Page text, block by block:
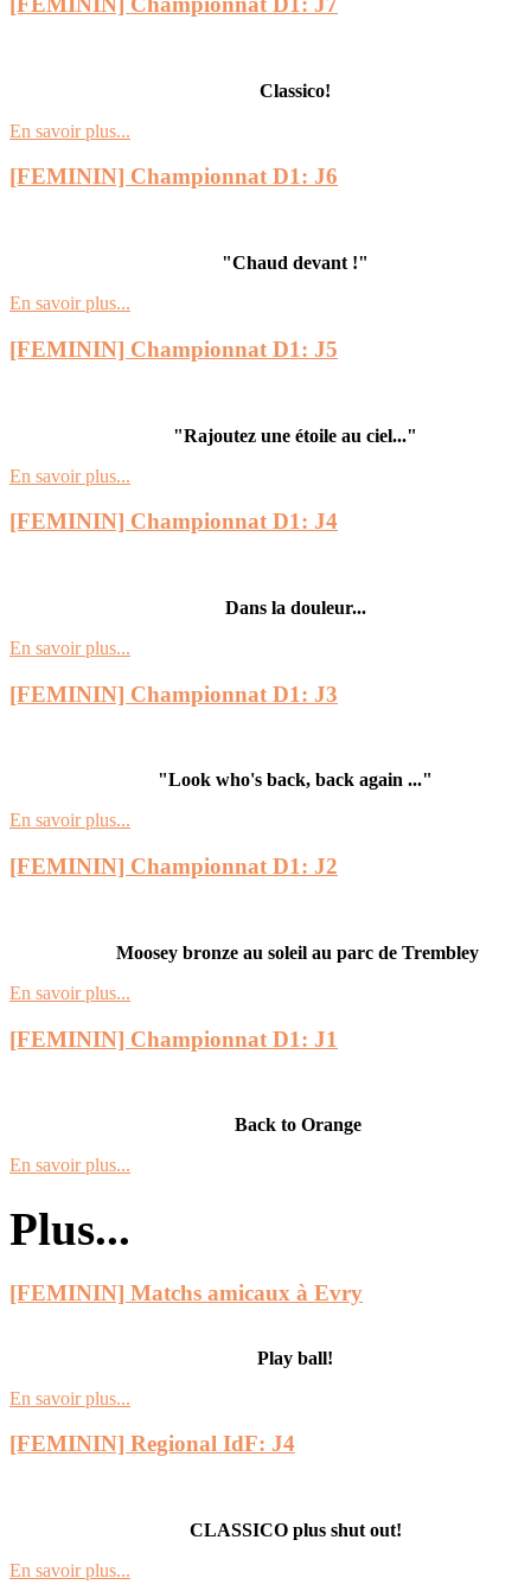
Classico!
En savoir plus...
[FEMININ] Championnat D1: J6
"Chaud devant !"
En savoir plus...
[FEMININ] Championnat D1: J5
"Rajoutez une étoile au ciel..."
En savoir plus...
[FEMININ] Championnat D1: J4
Dans la douleur...
En savoir plus...
[FEMININ] Championnat D1: J3
"Look who's back, back again ..."
En savoir plus...
[FEMININ] Championnat D1: J2
Moosey bronze au soleil au parc de Trembley
En savoir plus...
[FEMININ] Championnat D1: J1
Back to Orange
En savoir plus...
Plus...
[FEMININ] Matchs amicaux à Evry
Play ball!
En savoir plus...
[FEMININ] Regional IdF: J4
CLASSICO plus shut out!
En savoir plus...